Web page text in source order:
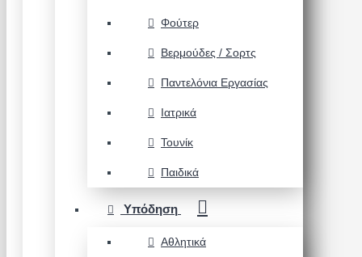
Φούτερ
Βερμούδες / Σορτς
Παντελόνια Εργασίας
Ιατρικά
Τουνίκ
Παιδικά
Υπόδηση
Αθλητικά